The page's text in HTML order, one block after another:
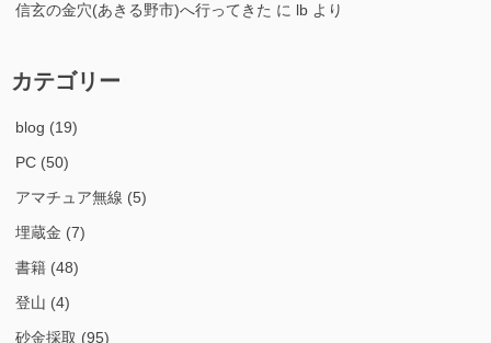
信玄の金穴(あきる野市)へ行ってきた に lb より
カテゴリー
blog (19)
PC (50)
アマチュア無線 (5)
埋蔵金 (7)
書籍 (48)
登山 (4)
砂金採取 (95)